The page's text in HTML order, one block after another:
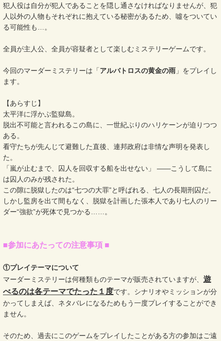
犯人役は自分が犯人であることを隠し通さなければなりませんが、犯
人以外の人物もそれぞれに抱えている秘密があるため、噓をついてい
る可能性も…。
全員が主人公、全員が容疑者として楽しむミステリーゲームです。
今回のマーダーミステリーは「アルバトロスの黄金の雨 」をプレイし
ます。
【あらすじ】
太平洋に浮かぶ監獄島。
脱出不可能と言われるこの島に、一世紀ぶりのハリケーンが迫りつつ
ある。
看守たちが先んじて避難した直後、連邦政府は非情な声明を発表し
た。
「嵐が止むまで、囚人を回収する船を出せない」 ――こうして島に
は囚人のみが残された。
この隙に脱獄したのは“七つの大罪”と呼ばれる、七人の長期刑囚だ。
しかし監房を出て間もなく、脱獄を計画した張本人であり七人のリー
ダー“強欲”が死体で見つかる……。
■参加にあたっての注意事項 ■
①プレイテーマについて
マーダーミステリーは何種類ものテーマが販売されていますが、 遊
べるのは各テーマでたった１度です。シナリオやミッションが分
かってしまえば、ネタバレになるためもう一度プレイすることができ
ません。
そのため、過去にこのゲームをプレイしたことがある方の参加はご遠